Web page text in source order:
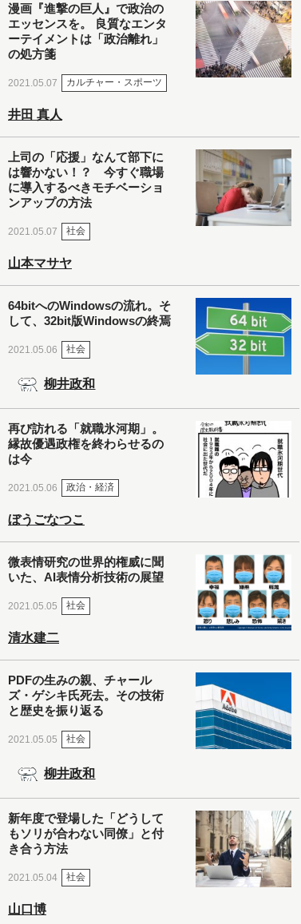
漫画『進撃の巨人』で政治の
エッセンスを。 良質なエンタ
ーテイメントは「政治離れ」
の処方箋
2021.05.07 カルチャー・スポーツ
井田 真人
上司の「応援」なんて部下に
は響かない！？ 今すぐ職場
に導入するべきモチベーショ
ンアップの方法
2021.05.07 社会
山本マサヤ
64bitへのWindowsの流れ。そ
して、32bit版Windowsの終焉
2021.05.06 社会
柳井政和
再び訪れる「就職氷河期」。
縁故優遇政権を終わらせるの
は今
2021.05.06 政治・経済
ぼうごなつこ
微表情研究の世界的権威に聞
いた、AI表情分析技術の展望
2021.05.05 社会
清水建二
PDFの生みの親、チャール
ズ・ゲシキ氏死去。その技術
と歴史を振り返る
2021.05.05 社会
柳井政和
新年度で登場した「どうして
もソリが合わない同僚」と付
き合う方法
2021.05.04 社会
山口博